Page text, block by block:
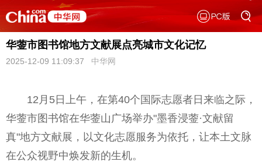
华蓥市图书馆地方文献展点亮城市文化记忆
2025-12-09 11:09:37 中华网
12月5日上午，在第40个国际志愿者日来临之际，
华蓥市图书馆在华蓥山广场举办"墨香浸蓥·文献留
真"地方文献展，以文化志愿服务为依托，让本土文脉
在公众视野中焕发新的生机。